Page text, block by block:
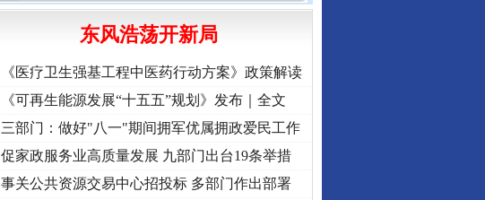
东风浩荡开新局
《医疗卫生强基工程中医药行动方案》政策解读
《可再生能源发展“十五五”规划》发布｜全文
三部门：做好"八一"期间拥军优属拥政爱民工作
促家政服务业高质量发展 九部门出台19条举措
事关公共资源交易中心招投标 多部门作出部署